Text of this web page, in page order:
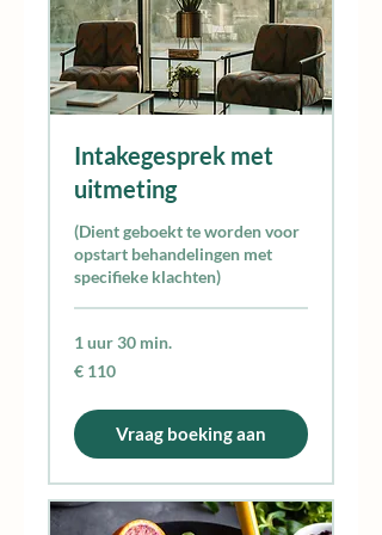
Intakegesprek met
uitmeting
(Dient geboekt te worden voor
opstart behandelingen met
specifieke klachten)
1 uur 30 min.
110
euro
€ 110
Vraag boeking aan